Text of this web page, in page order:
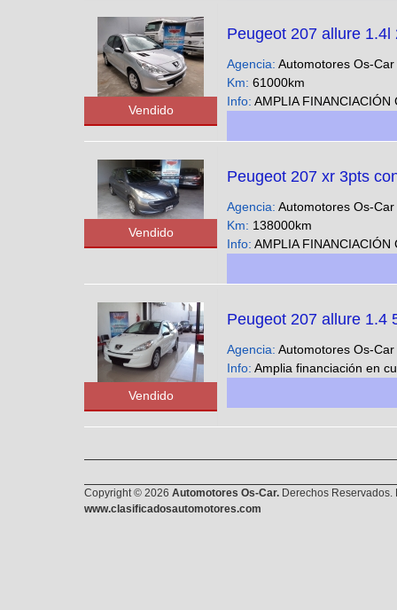
Vendido
Peugeot 207 allure 1.4l
Agencia: Automotores Os-Car
Km: 61000km
Info: AMPLIA FINANCIACIÓN CUOTAS FIJAS EN PESOS SOLO CON DNI - Podes ver nuestra
Vendido
Peugeot 207 xr 3pts
Agencia: Automotores Os-Car
Km: 138000km
Info: AMPLIA FINANCIACIÓN CUOTAS FIJAS EN PESOS SOLO CON DNI - Podes ver nuestra
Vendido
Peugeot 207 allure 1.4
Agencia: Automotores Os-Car
Info: Amplia financiación en cuotas fijas y en pesos solo con DNI
Copyright © 2026 Automotores Os-Car. Derechos
www.clasificadosautomotores.com